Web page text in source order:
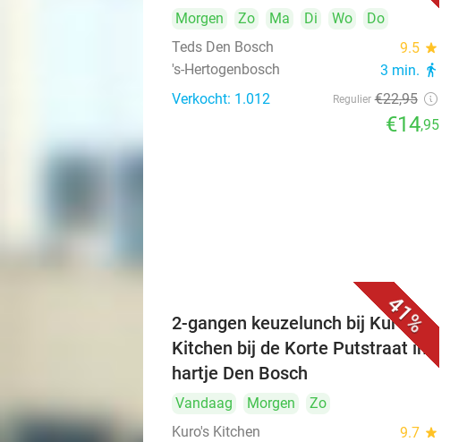
Morgen Zo Ma Di Wo
Do
Teds Den Bosch
9.5 star
's-Hertogenbosch 3 min. directions_walk
Verkocht: 1.012 Regulier €22,95
€14,95
41%
2-gangen keuzelunch bij Kuro's
Kitchen bij de Korte Putstraat in
hartje Den Bosch
Vandaag Morgen
Zo
Kuro's Kitchen
9.7 star